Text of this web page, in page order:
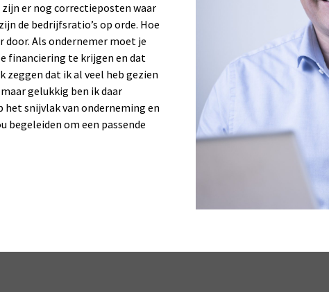
er nog correctieposten waar
de bedrijfsratio’s op orde. Hoe
door. Als ondernemer moet je
financiering te krijgen en dat
zeggen dat ik al veel heb gezien
gelukkig ben ik daar
het snijvlak van onderneming en
begeleiden om een passende